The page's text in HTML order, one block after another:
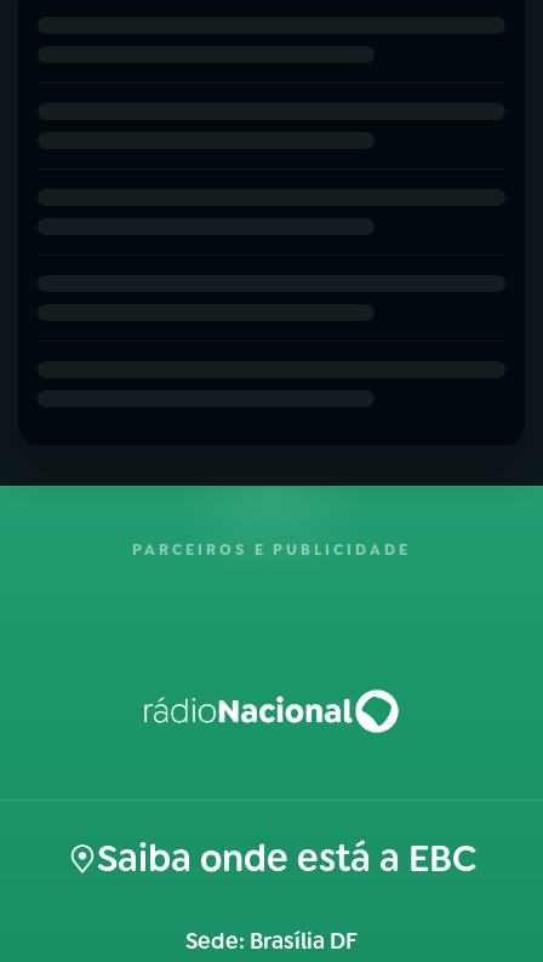
PARCEIROS E PUBLICIDADE
Saiba onde está a EBC
Sede: Brasília DF